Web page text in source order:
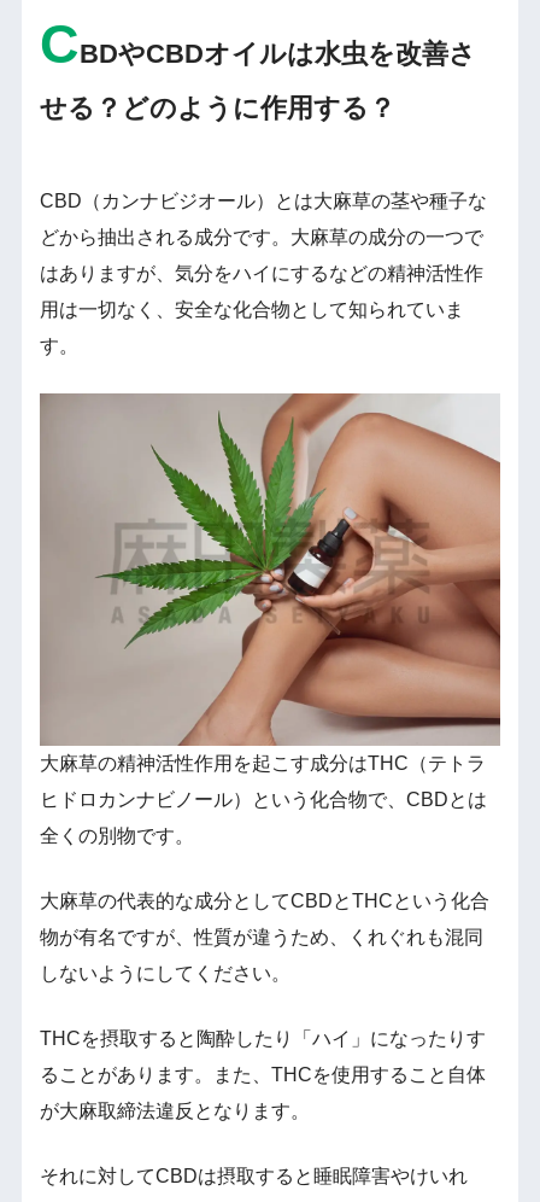
CBDやCBDオイルは水虫を改善さ
せる？どのように作用する？
CBD（カンナビジオール）とは大麻草の茎や種子な
どから抽出される成分です。大麻草の成分の一つで
はありますが、気分をハイにするなどの精神活性作
用は一切なく、安全な化合物として知られていま
す。
大麻草の精神活性作用を起こす成分はTHC（テトラ
ヒドロカンナビノール）という化合物で、CBDとは
全くの別物です。
大麻草の代表的な成分としてCBDとTHCという化合
物が有名ですが、性質が違うため、くれぐれも混同
しないようにしてください。
THCを摂取すると陶酔したり「ハイ」になったりす
ることがあります。また、THCを使用すること自体
が大麻取締法違反となります。
それに対してCBDは摂取すると睡眠障害やけいれ